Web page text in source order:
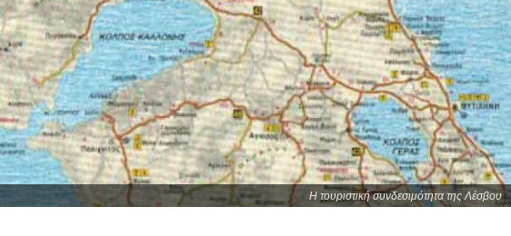
Η τουριστική συνδεσιμότητα της Λέσβου